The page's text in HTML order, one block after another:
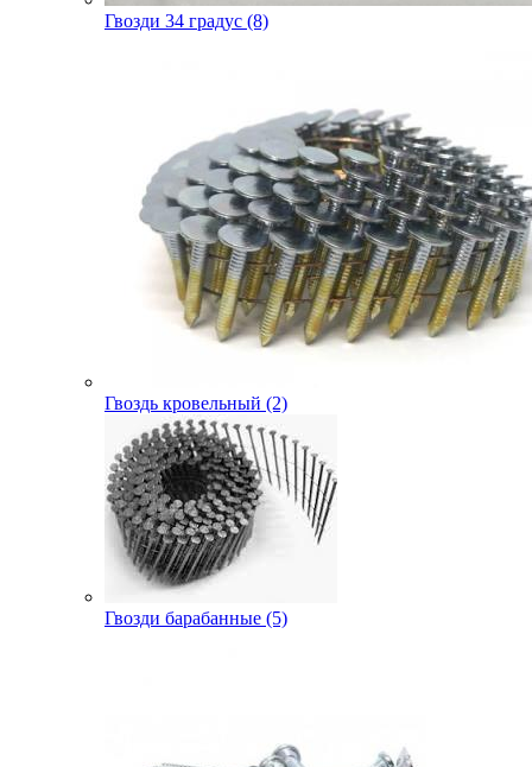
Гвозди 34 градус (8)
Гвоздь кровельный (2)
Гвозди барабанные (5)